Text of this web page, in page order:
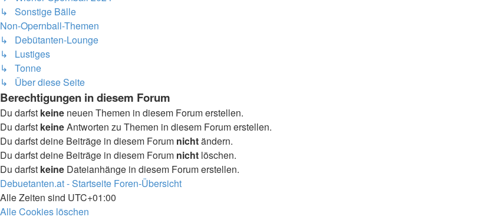
↳ Sonstige Bälle
Non-Opernball-Themen
↳ Debütanten-Lounge
↳ Lustiges
↳ Tonne
↳ Über diese Seite
Berechtigungen in diesem Forum
Du darfst keine neuen Themen in diesem Forum erstellen.
Du darfst keineAntworten zu Themen in diesem Forum erstellen.
Du darfst deine Beiträge in diesem Forum nichtändern.
Du darfst deine Beiträge in diesem Forum nicht löschen.
Du darfst keine Dateianhänge in diesem Forum erstellen.
Debuetanten.at - Startseite Foren-Übersicht
Alle Zeiten sind UTC+01:00
Alle Cookies löschen